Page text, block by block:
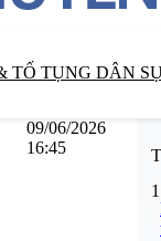
TỐ TỤNG DÂN
09/06/2026
16:45
1